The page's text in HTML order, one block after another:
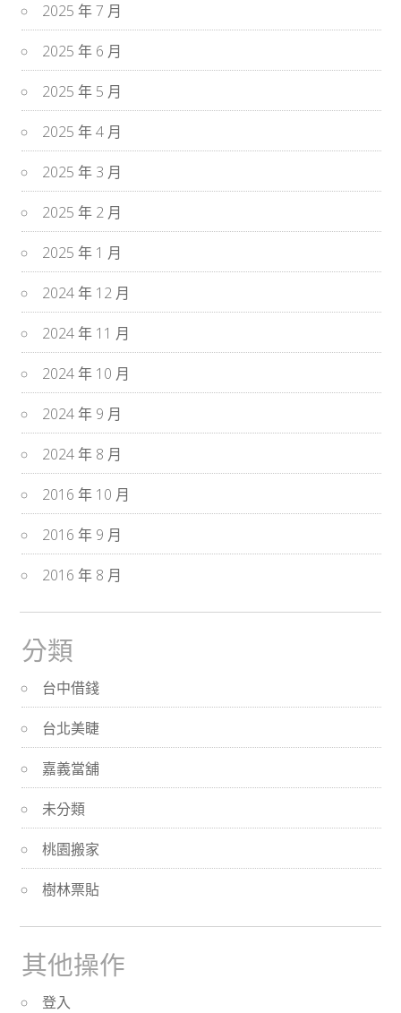
2025 年 7 月
2025 年 6 月
2025 年 5 月
2025 年 4 月
2025 年 3 月
2025 年 2 月
2025 年 1 月
2024 年 12 月
2024 年 11 月
2024 年 10 月
2024 年 9 月
2024 年 8 月
2016 年 10 月
2016 年 9 月
2016 年 8 月
分類
台中借錢
台北美睫
嘉義當舖
未分類
桃園搬家
樹林票貼
其他操作
登入